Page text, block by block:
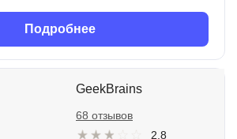
Подробнее
GeekBrains
2.8
68 отзывов